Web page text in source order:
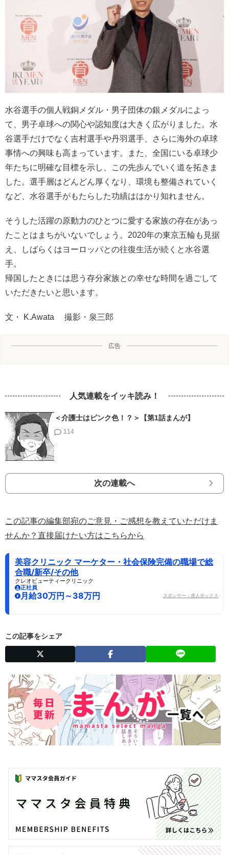
水谷選手の個人戦銅メダル・男子団体の銀メダルによっ
て、男子卓球への関心や認知度は大きく広がりました。水
谷選手だけでなく吉村選手や丹羽選手、さらに海外の卓球
事情への興味も高まっています。また、全国にいる卓球少
年たちに明確な目標を示し、この先歩んでいく道を拓きま
した。選手層はどんどん厚くなり、環境も整備されていく
など、水谷選手がもたらした功績ははかり知れません。
そうした活躍の原動力のひとつに愛する家族の存在があっ
たことはまちがいないでしょう。2020年の東京五輪も見据
え、しばらくはヨーロッパとの往復生活が続くと水谷選
手。
帰国したときには思う存分家族との幸せな時間を過ごして
いただきたいと思います。
文・ K.Awata 撮影・泉三郎
広告
人気連載をイッキ読み！
＜介護士はピンク色！？＞【第1話まんが】
114
次の連載へ
この記事の編集部宛のご意見・ご感想を教えていただけま
せんか？直接届けたい方はこちらから
美容クリニック マーケター・社会保険完備の職場で総
合職/新卒/その他
クレオビューティークリニック
正社員
月給30万円～38万円 スポンサー：求人ボックス
この記事をシェア